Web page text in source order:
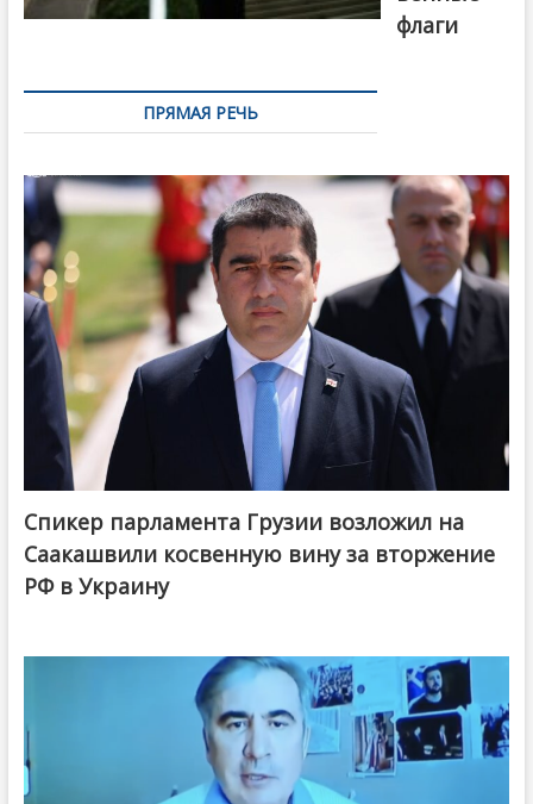
флаги
ПРЯМАЯ РЕЧЬ
Спикер парламента Грузии возложил на
Саакашвили косвенную вину за вторжение
РФ в Украину